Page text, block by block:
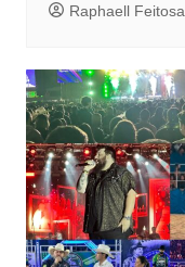
Raphaell Feitosa